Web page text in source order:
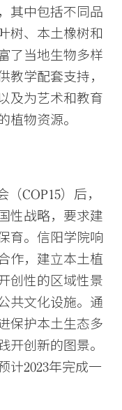
其中包括不同品
树、本土橡树和
了当地生物多样
教学配套支持，
及为艺术和教育
植物资源。
COP15）后，
性战略，要求建
育。信阳学院响
作，建立本土植
创性的区域性景
共文化设施。通
保护本土生态多
开创新的图景。
计2023年完成一